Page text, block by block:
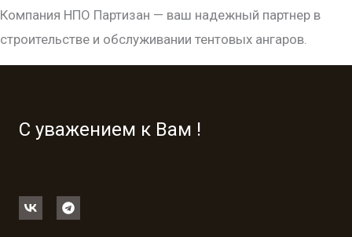
Компания НПО Партизан — ваш надежный партнер в
строительстве и обслуживании тентовых ангаров.
С уважением к Вам !